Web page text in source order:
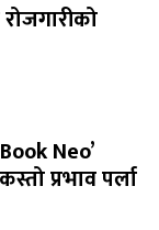
Neo’
प्रभाव पर्ला